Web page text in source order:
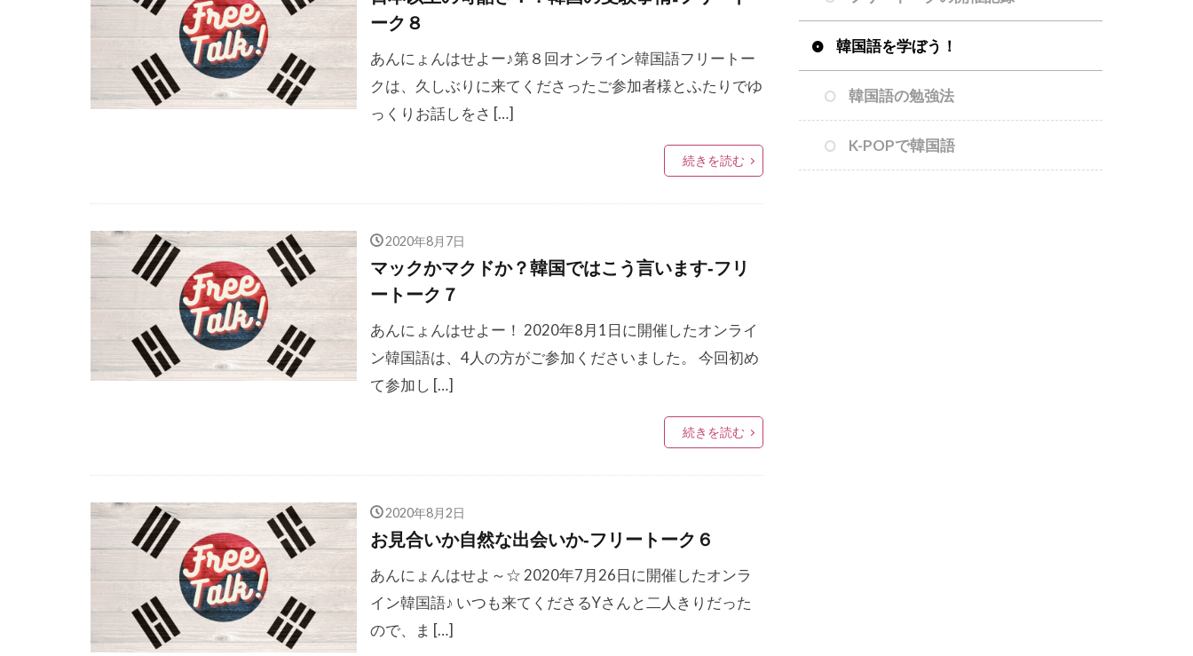
ーク８
あんにょんはせよー♪第８回オンライン韓国語フリートー
クは、久しぶりに来てくださったご参加者様とふたりでゆ
っくりお話しをさ […]
続きを読む
2020年8月7日
マックかマクドか？韓国ではこう言います‐フリ
ートーク７
あんにょんはせよー！ 2020年8月1日に開催したオンライ
ン韓国語は、4人の方がご参加くださいました。 今回初め
て参加し […]
続きを読む
2020年8月2日
お見合いか自然な出会いか‐フリートーク６
あんにょんはせよ～☆ 2020年7月26日に開催したオンラ
イン韓国語♪ いつも来てくださるYさんと二人きりだった
ので、ま […]
韓国語を学ぼう！
韓国語の勉強法
K-POPで韓国語